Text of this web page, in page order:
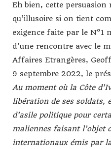
Eh bien, cette persuasion
qu’illusoire si on tient
exigence faite par le N°1
d’une rencontre avec le
Affaires Etrangères,
9 septembre 2022, le
Au moment où la Côte
libération de ses soldats,
d’asile politique pour
maliennes faisant l’objet
internationaux émis par